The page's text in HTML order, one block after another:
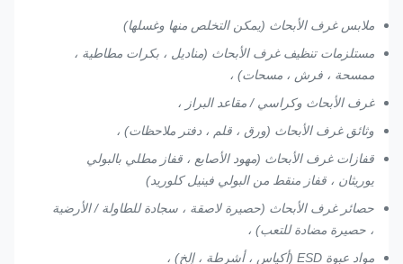
ممسحة
الأبحاث
الحياكة
المفردة
100٪
بوليستر
135 جم
/
غرف
ملابس غرف الأبحاث (يمكن التخلص منها وغسلها)
مستلزمات تنظيف غرف الأبحاث (مناديل ، بكرات مطاطية ،
ممسحة ، فرش ، مسحات) ،
غرف الأبحاث وكراسي / مقاعد البراز ،
وثائق غرف الأبحاث (ورق ، قلم ، دفتر ملاحظات) ،
قفازات غرف الأبحاث (مهود الأصابع ، قفاز مطلي بالبولي
يوريثان ، قفاز منقط من البولي فينيل كلوريد)
حصائر غرف الأبحاث (حصيرة لاصقة ، سجادة للطاولة / الأرضية
، حصيرة مضادة للتعب) ،
مواد عبوة ESD (أكياس ، أشرطة ، إلخ) ،